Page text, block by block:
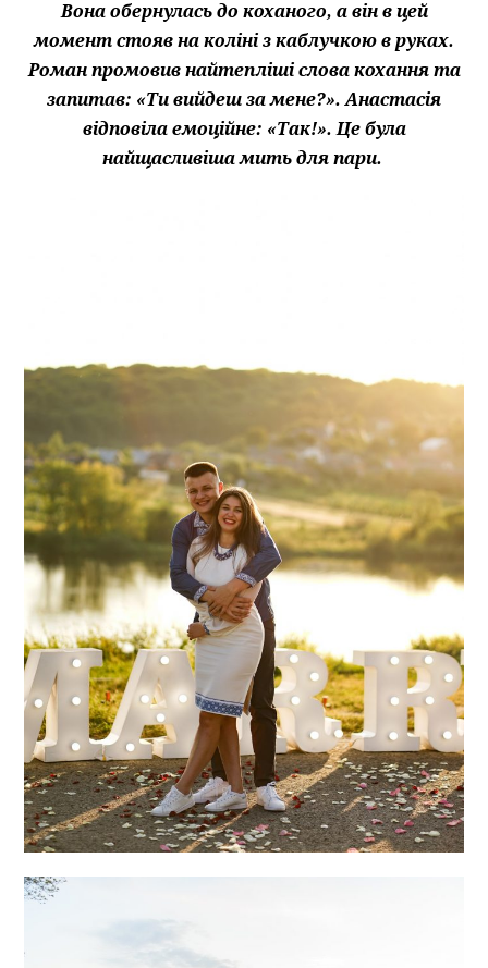
Вона обернулась до коханого, а він в цей
момент стояв на коліні з каблучкою в руках.
Роман промовив найтепліші слова кохання та
запитав: «Ти вийдеш за мене?». Анастасія
відповіла емоційне: «Так!». Це була
найщасливіша мить для пари.